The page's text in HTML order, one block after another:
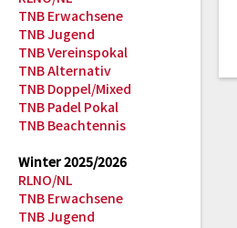
TNB Erwachsene
TNB Jugend
TNB Vereinspokal
TNB Alternativ
TNB Doppel/Mixed
TNB Padel Pokal
TNB Beachtennis
Winter 2025/2026
RLNO/NL
TNB Erwachsene
TNB Jugend